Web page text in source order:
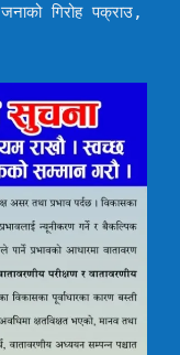
गिरोह पक्राउ,